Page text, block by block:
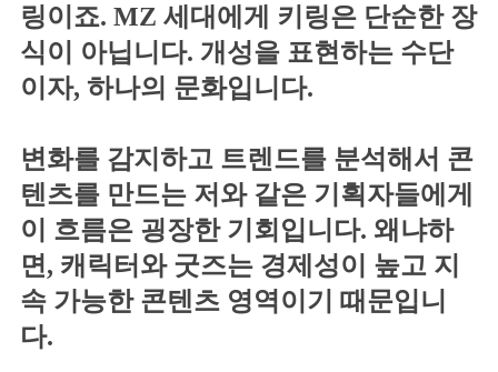
링이죠. MZ 세대에게 키링은 단순한 장
식이 아닙니다. 개성을 표현하는 수단
이자, 하나의 문화입니다.
변화를 감지하고 트렌드를 분석해서 콘
텐츠를 만드는 저와 같은 기획자들에게
이 흐름은 굉장한 기회입니다. 왜냐하
면, 캐릭터와 굿즈는 경제성이 높고 지
속 가능한 콘텐츠 영역이기 때문입니
다.